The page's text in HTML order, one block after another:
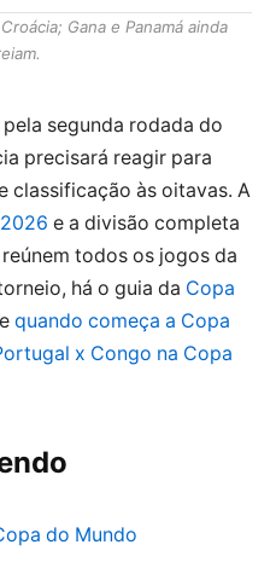
Gana e Panamá ainda
segunda rodada do
precisará reagir para
classificação às oitavas. A
e a divisão completa
reúnem todos os jogos da
há o guia da Copa
quando começa a Copa
x Congo na Copa
do Mundo